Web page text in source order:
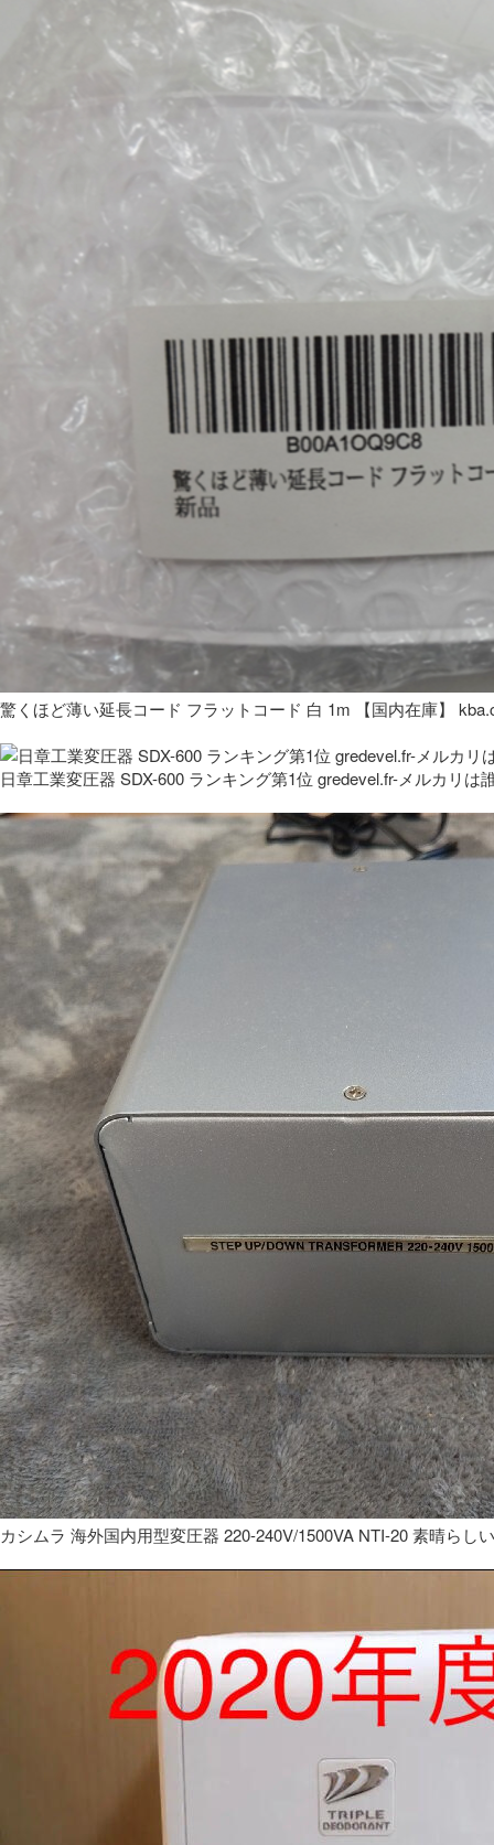
驚くほど薄い延長コード フラットコード 白 1m 【国内在庫】
日章工業変圧器 SDX-600 ランキング第1位 gredevel.fr-メルカリは
カシムラ 海外国内用型変圧器 220-240V/1500VA NTI-20 素晴らし